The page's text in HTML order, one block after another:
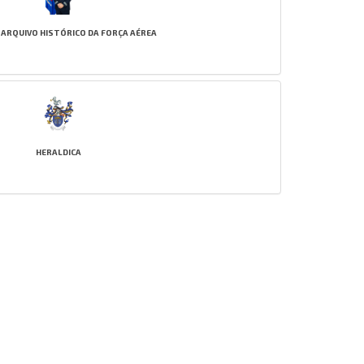
ARQUIVO HISTÓRICO DA FORÇA AÉREA
HERALDICA